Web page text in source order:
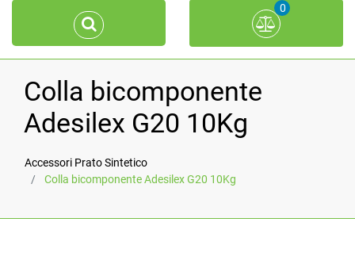
0
Colla bicomponente
Adesilex G20 10Kg
Accessori Prato Sintetico
Colla bicomponente Adesilex G20 10Kg